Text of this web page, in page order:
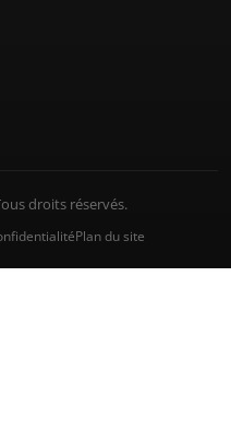
droits réservés.
Plan du site